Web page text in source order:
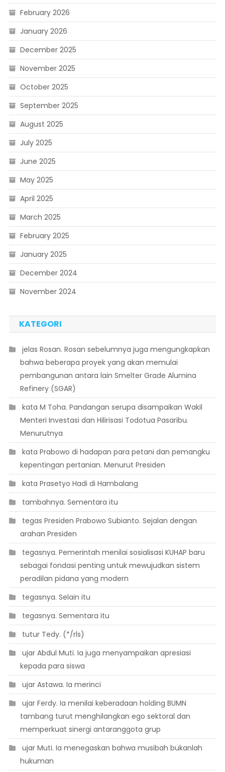
February 2026
January 2026
December 2025
November 2025
October 2025
September 2025
August 2025
July 2025
June 2025
May 2025
April 2025
March 2025
February 2025
January 2025
December 2024
November 2024
KATEGORI
 jelas Rosan. Rosan sebelumnya juga mengungkapkan
bahwa beberapa proyek yang akan memulai
pembangunan antara lain Smelter Grade Alumina
Refinery (SGAR)
 kata M Toha. Pandangan serupa disampaikan Wakil
Menteri Investasi dan Hilirisasi Todotua Pasaribu.
Menurutnya
 kata Prabowo di hadapan para petani dan pemangku
kepentingan pertanian. Menurut Presiden
 kata Prasetyo Hadi di Hambalang
 tambahnya. Sementara itu
 tegas Presiden Prabowo Subianto. Sejalan dengan
arahan Presiden
 tegasnya. Pemerintah menilai sosialisasi KUHAP baru
sebagai fondasi penting untuk mewujudkan sistem
peradilan pidana yang modern
 tegasnya. Selain itu
 tegasnya. Sementara itu
 tutur Tedy. (*/rls)
 ujar Abdul Muti. Ia juga menyampaikan apresiasi
kepada para siswa
 ujar Astawa. Ia merinci
 ujar Ferdy. Ia menilai keberadaan holding BUMN
tambang turut menghilangkan ego sektoral dan
memperkuat sinergi antaranggota grup
 ujar Muti. Ia menegaskan bahwa musibah bukanlah
hukuman